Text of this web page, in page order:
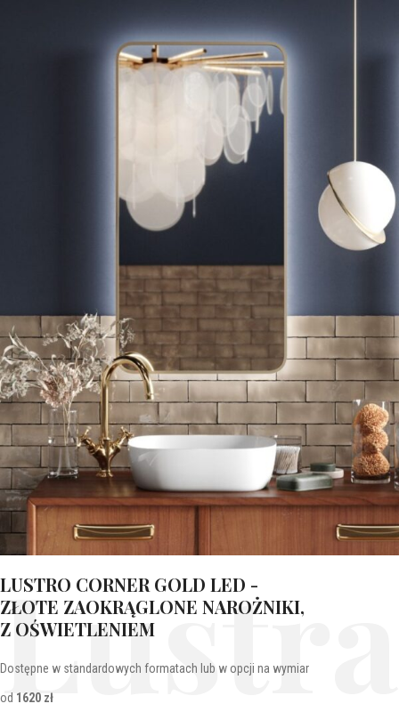
LUSTRO CORNER GOLD LED -
ZŁOTE ZAOKRĄGLONE NAROŻNIKI,
Z OŚWIETLENIEM
Dostępne w standardowych formatach lub w opcji na wymiar
od 1620 zł